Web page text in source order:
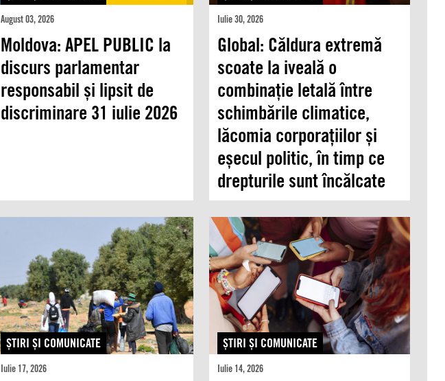
August 03, 2026
Moldova: APEL PUBLIC la
discurs parlamentar
responsabil și lipsit de
discriminare 31 iulie 2026
Iulie 30, 2026
Global: Căldura extremă
scoate la iveală o
combinație letală între
schimbările climatice,
lăcomia corporațiilor și
eșecul politic, în timp ce
drepturile sunt încălcate
ŞTIRI ŞI COMUNICATE
Iulie 17, 2026
ŞTIRI ŞI COMUNICATE
Iulie 14, 2026